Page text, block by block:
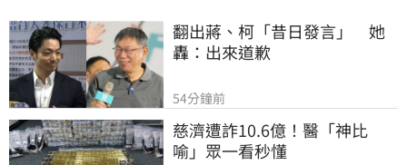
翻出蔣、柯「昔日發言」　她
轟：出來道歉
54分鐘前
慈濟遭詐10.6億！醫「神比
喻」眾一看秒懂